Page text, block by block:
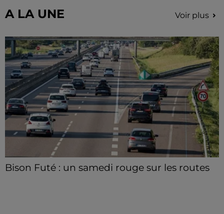
A LA UNE Voir plus
Bison Futé : un samedi rouge sur les routes